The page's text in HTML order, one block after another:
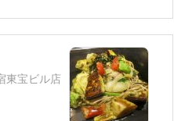
東宝ビル店